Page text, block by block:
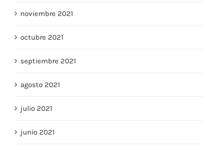
noviembre 2021
octubre 2021
septiembre 2021
agosto 2021
julio 2021
junio 2021